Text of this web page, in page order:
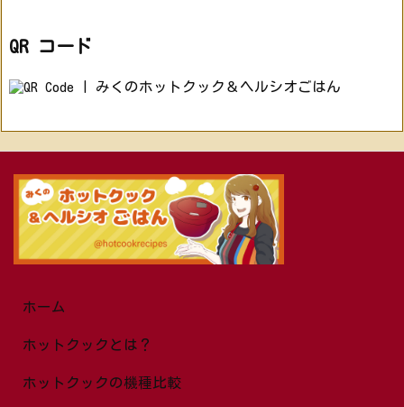
QR コード
ホーム
ホットクックとは？
ホットクックの機種比較